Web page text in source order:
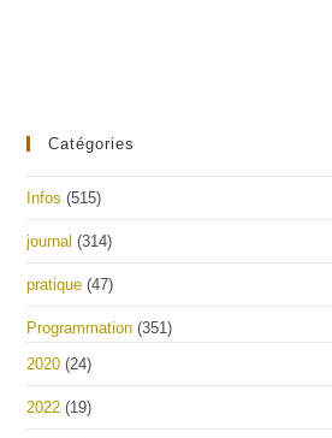
Catégories
Infos (515)
journal (314)
pratique (47)
Programmation (351)
2020 (24)
2022 (19)